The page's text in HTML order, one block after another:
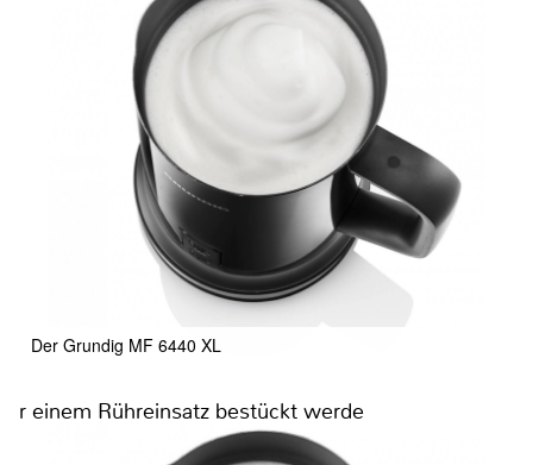
Der Grundig MF 6440 XL
r einem Rühreinsatz bestückt werde